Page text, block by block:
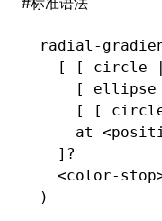
radial-
[ [ circle
[
[ [
at
  ]?
<color-
)